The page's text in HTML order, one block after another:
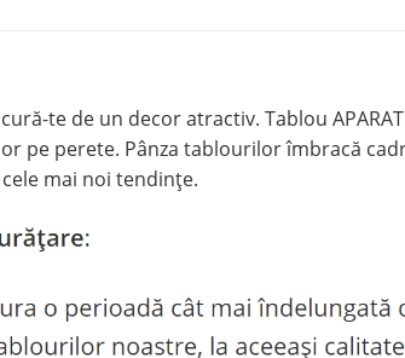
te de un decor atractiv. Tablou
pe perete. Pânza tablourilor îmbracă
mai noi tendințe.